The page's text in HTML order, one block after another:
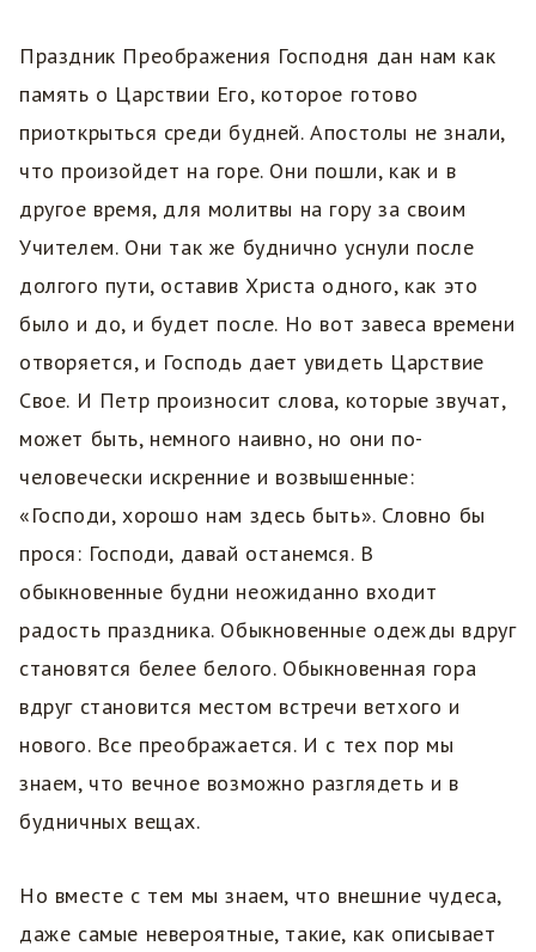
Праздник Преображения Господня дан нам как
память о Царствии Его, которое готово
приоткрыться среди будней. Апостолы не знали,
что произойдет на горе. Они пошли, как и в
другое время, для молитвы на гору за своим
Учителем. Они так же буднично уснули после
долгого пути, оставив Христа одного, как это
было и до, и будет после. Но вот завеса времени
отворяется, и Господь дает увидеть Царствие
Свое. И Петр произносит слова, которые звучат,
может быть, немного наивно, но они по-
человечески искренние и возвышенные:
«Господи, хорошо нам здесь быть». Словно бы
прося: Господи, давай останемся. В
обыкновенные будни неожиданно входит
радость праздника. Обыкновенные одежды вдруг
становятся белее белого. Обыкновенная гора
вдруг становится местом встречи ветхого и
нового. Все преображается. И с тех пор мы
знаем, что вечное возможно разглядеть и в
будничных вещах.
Но вместе с тем мы знаем, что внешние чудеса,
даже самые невероятные, такие, как описывает